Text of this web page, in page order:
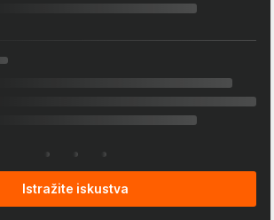
Istražite iskustva